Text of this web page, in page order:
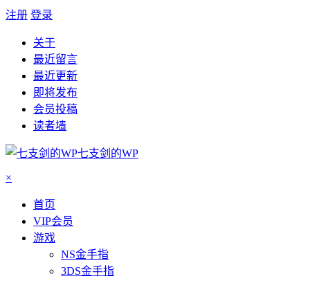
注册 登录
关于
最近留言
最近更新
即将发布
会员投稿
读者墙
七支剑的WP
×
首页
VIP会员
游戏
NS金手指
3DS金手指